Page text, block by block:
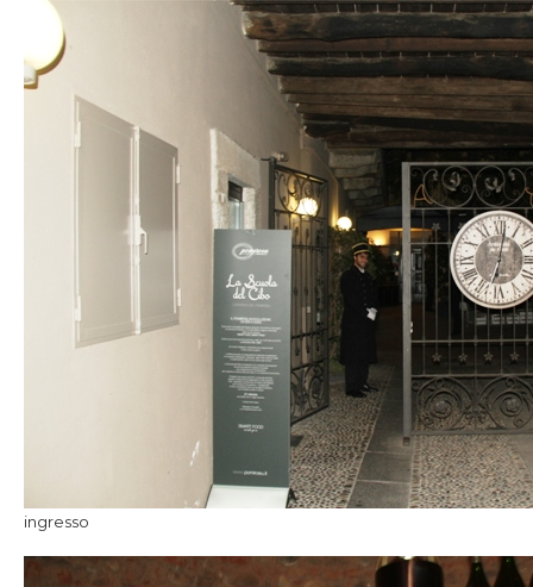
ingresso